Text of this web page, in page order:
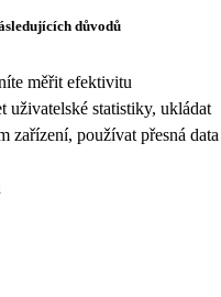
důvodů
měřit efektivitu
uživatelské statistiky, ukládat
zařízení, používat přesná data